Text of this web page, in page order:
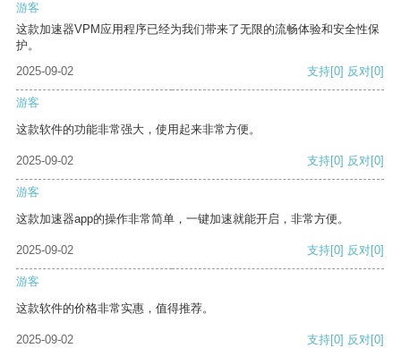
游客
这款加速器VPM应用程序已经为我们带来了无限的流畅体验和安全性保
护。
2025-09-02
支持[0] 反对[0]
游客
这款软件的功能非常强大，使用起来非常方便。
2025-09-02 支持[0] 反对[0]
游客
这款加速器app的操作非常简单，一键加速就能开启，非常方便。
2025-09-02 支持[0] 反对[0]
游客
这款软件的价格非常实惠，值得推荐。
2025-09-02 支持[0] 反对[0]